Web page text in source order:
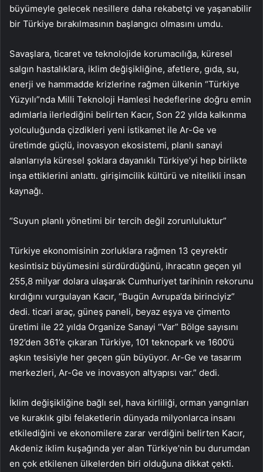
büyümeyle gelecek nesillere daha rekabetçi ve yaşanabilir
bir Türkiye bırakılmasının başlangıcı olmasını umdu.
Savaşlara, ticaret ve teknolojide korumacılığa, küresel
salgın hastalıklara, iklim değişikliğine, afetlere, gıda, su,
enerji ve hammadde krizlerine rağmen ülkenin “Türkiye
Yüzyılı”nda Milli Teknoloji Hamlesi hedeflerine doğru emin
adımlarla ilerlediğini belirten Kacır, Son 22 yılda kalkınma
yolculuğunda çizdikleri yeni istikamet ile Ar-Ge ve
üretimde güçlü, inovasyon ekosistemi, planlı sanayi
alanlarıyla küresel şoklara dayanıklı Türkiye’yi hep birlikte
inşa ettiklerini anlattı. girişimcilik kültürü ve nitelikli insan
kaynağı.
“Suyun planlı yönetimi bir tercih değil zorunluluktur”
Türkiye ekonomisinin zorluklara rağmen 13 çeyrektir
kesintisiz büyümesini sürdürdüğünü, ihracatın geçen yıl
255,8 milyar dolara ulaşarak Cumhuriyet tarihinin rekorunu
kırdığını vurgulayan Kacır, “Bugün Avrupa’da birinciyiz”
dedi. ticari araç, güneş paneli, beyaz eşya ve çimento
üretimi ile 22 yılda Organize Sanayi “Var” Bölge sayısını
192’den 361’e çıkaran Türkiye, 101 teknopark ve 1600’ü
aşkın tesisiyle her geçen gün büyüyor. Ar-Ge ve tasarım
merkezleri, Ar-Ge ve inovasyon altyapısı var.” dedi.
İklim değişikliğine bağlı sel, hava kirliliği, orman yangınları
ve kuraklık gibi felaketlerin dünyada milyonlarca insanı
etkilediğini ve ekonomilere zarar verdiğini belirten Kacır,
Akdeniz iklim kuşağında yer alan Türkiye’nin bu durumdan
en çok etkilenen ülkelerden biri olduğuna dikkat çekti.